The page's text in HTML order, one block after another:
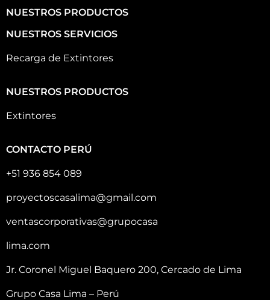
NUESTROS PRODUCTOS
NUESTROS SERVICIOS
Recarga de Extintores
NUESTROS PRODUCTOS
Extintores
CONTACTO PERÚ
+51 936 854 089
proyectoscasalima@gmail.com
ventascorporativas@grupocasa
lima.com
Jr. Coronel Miguel Baquero 200, Cercado de Lima
Grupo Casa Lima – Perú